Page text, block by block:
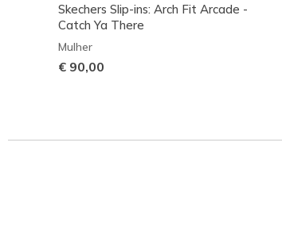
Skechers Slip-ins: Arch Fit Arcade -
Catch Ya There
Mulher
€ 90,00